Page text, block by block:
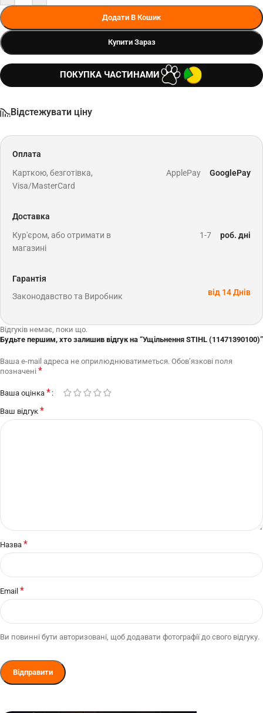
Додати В Кошик
Купити Зараз
ПОКУПКА ЧАСТИНАМИ
Відстежувати ціну
Оплата
Карткою, безготівка,
Visa/MasterCard
ApplePay GooglePay
Доставка
Кур'єром, або отримати в
магазині
1-7 роб. дні
Гарантія
Законодавство та Виробник
від 14 Днів
Відгуків немає, поки що.
Будьте першим, хто залишив відгук на “Ущільнення STIHL (11471390100)”
Ваша e-mail адреса не оприлюднюватиметься. Обов’язкові поля
позначені *
Ваша оцінка *
Ваш відгук *
Назва *
Email *
Ви повинні бути авторизовані, щоб додавати фотографії до свого відгуку.